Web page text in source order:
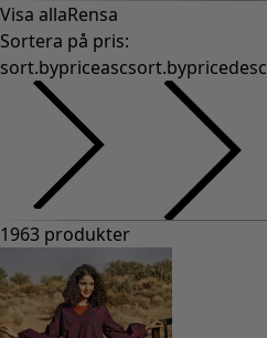
Visa allaRensa
Sortera på pris:
sort.bypriceascsort.bypricedesc
1963 produkter